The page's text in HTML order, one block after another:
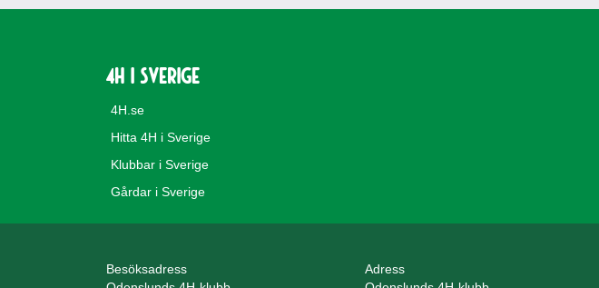
4H i Sverige
4H.se
Hitta 4H i Sverige
Klubbar i Sverige
Gårdar i Sverige
Besöksadress
Adress